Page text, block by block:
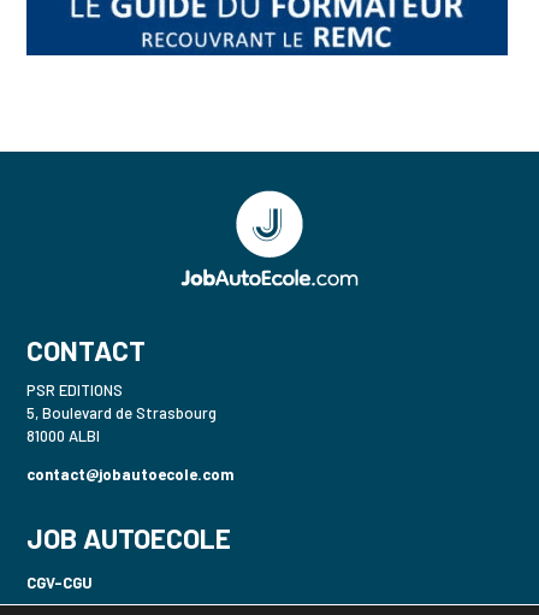
CONTACT
PSR EDITIONS
5, Boulevard de Strasbourg
81000 ALBI
contact@jobautoecole.com
JOB AUTOECOLE
CGV-CGU